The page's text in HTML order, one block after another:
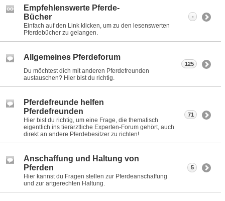
Empfehlenswerte Pferde-
Bücher
Einfach auf den Link klicken, um zu den lesenswerten
Pferdebücher zu gelangen.
-
Allgemeines Pferdeforum
Du möchtest dich mit anderen Pferdefreunden
austauschen? Hier bist du richtig.
125
Pferdefreunde helfen
Pferdefreunden
Hier bist du richtig, um eine Frage, die thematisch
eigentlich ins tierärztliche Experten-Forum gehört, auch
direkt an andere Pferdebesitzer zu richten!
71
Anschaffung und Haltung von
Pferden
Hier kannst du Fragen stellen zur Pferdeanschaffung
und zur artgerechten Haltung.
5